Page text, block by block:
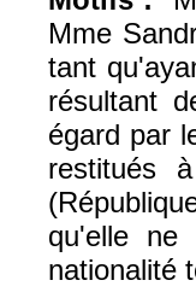
Mme
tant
résultant
égard par
restitués
qu'elle ne
nationalité